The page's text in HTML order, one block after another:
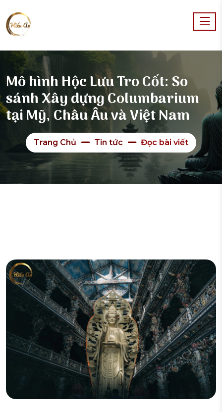
Mô hình Hộc Lưu Tro Cốt: So
sánh Xây dựng Columbarium
tại Mỹ, Châu Âu và Việt Nam
Trang Chủ Tin tức Đọc bài viết